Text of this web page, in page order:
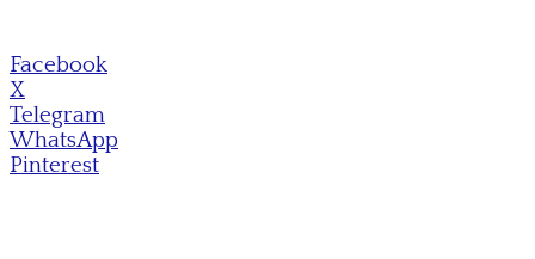
Facebook
X
Telegram
WhatsApp
Pinterest